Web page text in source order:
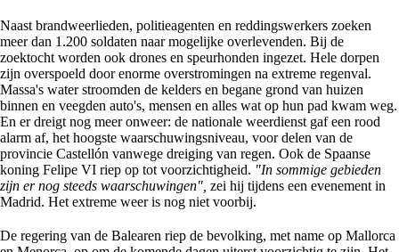
Naast brandweerlieden, politieagenten en reddingswerkers zoeken
meer dan 1.200 soldaten naar mogelijke overlevenden. Bij de
zoektocht worden ook drones en speurhonden ingezet. Hele dorpen
zijn overspoeld door enorme overstromingen na extreme regenval.
Massa's water stroomden de kelders en begane grond van huizen
binnen en veegden auto's, mensen en alles wat op hun pad kwam weg.
En er dreigt nog meer onweer: de nationale weerdienst gaf een rood
alarm af, het hoogste waarschuwingsniveau, voor delen van de
provincie Castellón vanwege dreiging van regen. Ook de Spaanse
koning Felipe VI riep op tot voorzichtigheid. "In sommige gebieden
zijn er nog steeds waarschuwingen", zei hij tijdens een evenement in
Madrid. Het extreme weer is nog niet voorbij.
De regering van de Balearen riep de bevolking, met name op Mallorca